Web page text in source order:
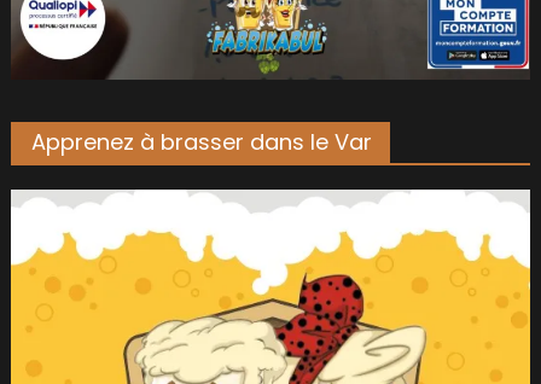
Apprenez à brasser dans le Var